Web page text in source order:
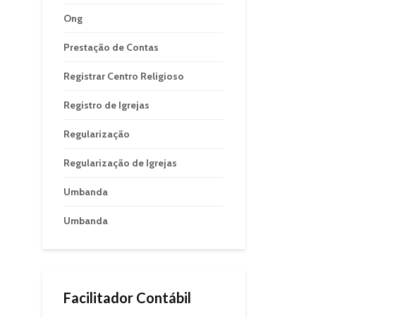
Ong
Prestação de Contas
Registrar Centro Religioso
Registro de Igrejas
Regularização
Regularização de Igrejas
Umbanda
Umbanda
Facilitador Contábil